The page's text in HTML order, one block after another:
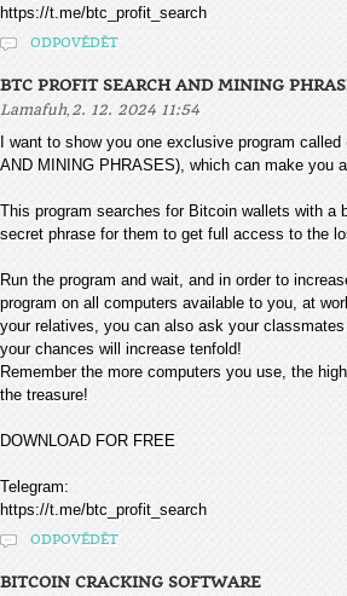
https://t.me/btc_profit_search
ODPOVĚDĚT
BTC PROFIT SEARCH AND MINING
Lamafuh, 2. 12. 2024 11:54
I want to show you one exclusive program
AND MINING PHRASES), which can make you
This program searches for Bitcoin wallets with a
secret phrase for them to get full access to the
Run the program and wait, and in order to
program on all computers available to you, at
your relatives, you can also ask your
your chances will increase tenfold!
Remember the more computers you use, the
the treasure!
DOWNLOAD FOR FREE
Telegram:
https://t.me/btc_profit_search
ODPOVĚDĚT
BITCOIN CRACKING SOFTWARE